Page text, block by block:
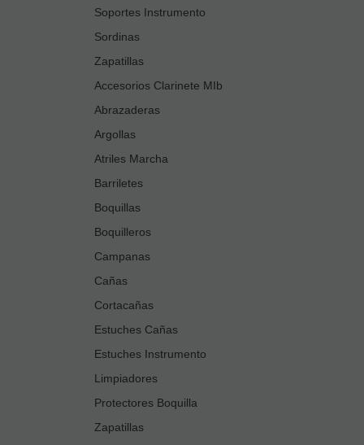
Soportes Instrumento
Sordinas
Zapatillas
Accesorios Clarinete MIb
Abrazaderas
Argollas
Atriles Marcha
Barriletes
Boquillas
Boquilleros
Campanas
Cañas
Cortacañas
Estuches Cañas
Estuches Instrumento
Limpiadores
Protectores Boquilla
Zapatillas